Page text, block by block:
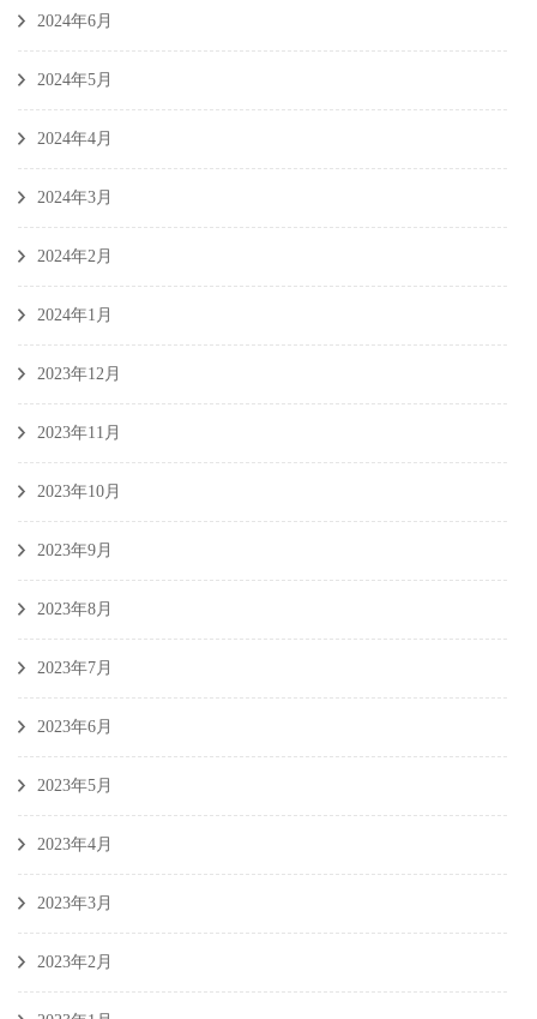
2024年6月
2024年5月
2024年4月
2024年3月
2024年2月
2024年1月
2023年12月
2023年11月
2023年10月
2023年9月
2023年8月
2023年7月
2023年6月
2023年5月
2023年4月
2023年3月
2023年2月